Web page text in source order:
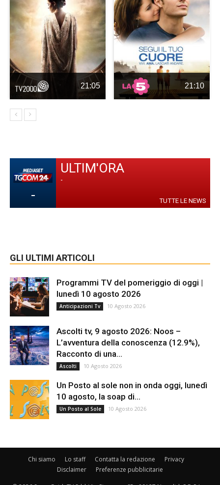
21:05 21:10
-
ULTIM'ORA
-
TUTTE LE NEWS
GLI ULTIMI ARTICOLI
Programmi TV del pomeriggio di oggi |
lunedì 10 agosto 2026
Anticipazioni Tv 10 Agosto 2026
Ascolti tv, 9 agosto 2026: Noos –
L’avventura della conoscenza (12.9%),
Racconto di una...
Ascolti 10 Agosto 2026
Un Posto al sole non in onda oggi, lunedì
10 agosto, la soap di...
Un Posto al Sole 10 Agosto 2026
Chi siamo Lo staff Contatta la redazione
Privacy
Disclaimer
Preferenze pubblicitarie